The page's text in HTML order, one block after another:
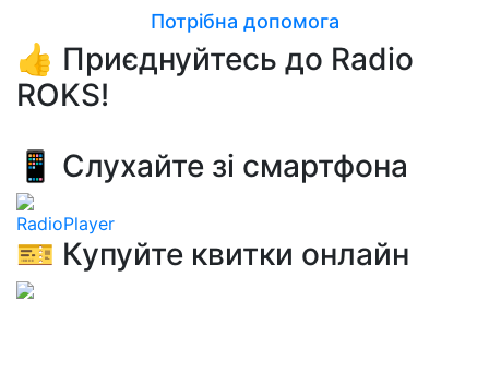
Потрібна допомога
👍 Приєднуйтесь до Radio
ROKS!
📱 Слухайте зі смартфона
RadioPlayer
🎫 Купуйте квитки онлайн